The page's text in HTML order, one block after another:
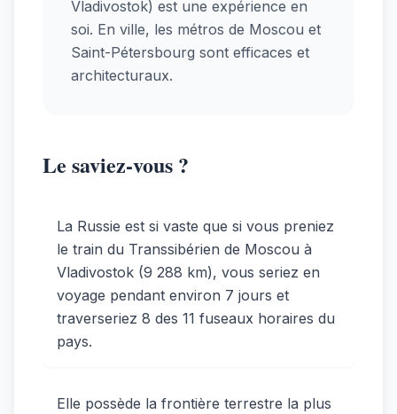
Vladivostok) est une expérience en
soi. En ville, les métros de Moscou et
Saint-Pétersbourg sont efficaces et
architecturaux.
Le saviez-vous ?
La Russie est si vaste que si vous preniez
le train du Transsibérien de Moscou à
Vladivostok (9 288 km), vous seriez en
voyage pendant environ 7 jours et
traverseriez 8 des 11 fuseaux horaires du
pays.
Elle possède la frontière terrestre la plus